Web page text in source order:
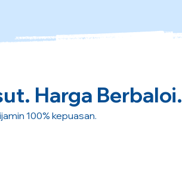
Harga Berbaloi.
100% kepuasan.